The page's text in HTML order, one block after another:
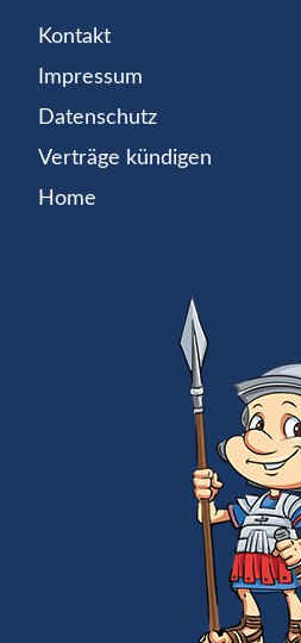
Kontakt
Impressum
Datenschutz
Verträge kündigen
Home